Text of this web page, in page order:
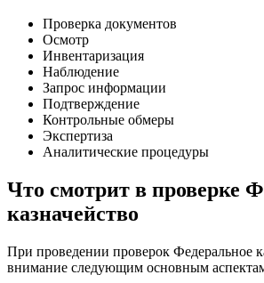
Проверка документов
Осмотр
Инвентаризация
Наблюдение
Запрос информации
Подтверждение
Контрольные обмеры
Экспертиза
Аналитические процедуры
Что смотрит в проверке
казначейство
При проведении проверок Федеральное
внимание следующим основным